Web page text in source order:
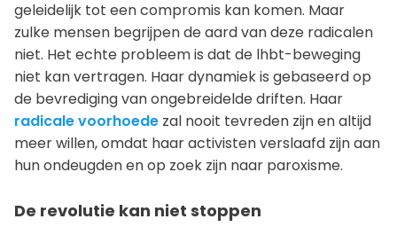
geleidelijk tot een compromis kan komen. Maar
zulke mensen begrijpen de aard van deze radicalen
niet. Het echte probleem is dat de lhbt-beweging
niet kan vertragen. Haar dynamiek is gebaseerd op
de bevrediging van ongebreidelde driften. Haar
radicale voorhoede zal nooit tevreden zijn en altijd
meer willen, omdat haar activisten verslaafd zijn aan
hun ondeugden en op zoek zijn naar paroxisme.
De revolutie kan niet stoppen